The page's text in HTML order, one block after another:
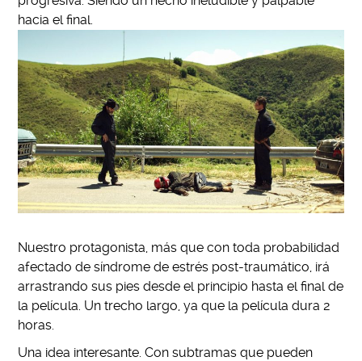
hacia el final.
Nuestro protagonista, más que con toda probabilidad
afectado de síndrome de estrés post-traumático, irá
arrastrando sus pies desde el principio hasta el final de
la película. Un trecho largo, ya que la película dura 2
horas.
Una idea interesante. Con subtramas que pueden